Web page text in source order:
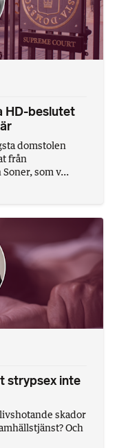
HD-beslutet
domstolen
från
som v...
strypsex inte
skador
Och